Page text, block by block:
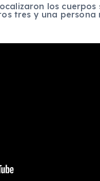
los cuerpos
tres y una persona